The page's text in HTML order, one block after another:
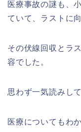
医療事故の謎も、
ていて、ラストに
その伏線回収とラ
容でした。
思わず一気読みし
医療についてもわ